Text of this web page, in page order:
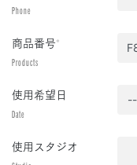
Phone
商品番号*
Products
使用希望日
Date
使用スタジオ